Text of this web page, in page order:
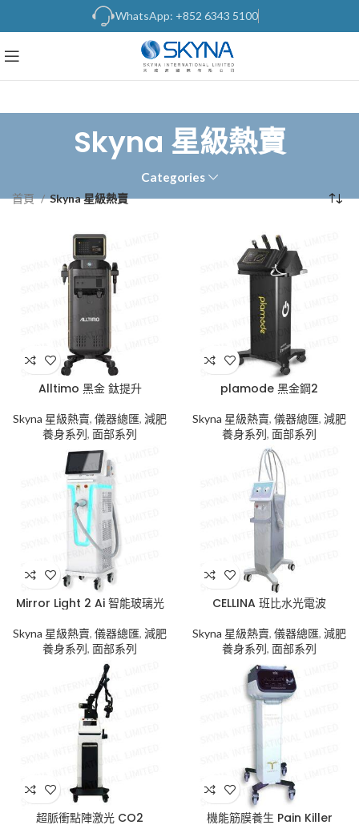
WhatsApp: +852 6343 5100
Skyna 星級熱賣
Categories
首頁 Skyna 星級熱賣
Alltimo 黑金 鈦提升
Skyna 星級熱賣, 儀器總匯, 減肥
養身系列, 面部系列
plamode 黑金鋼2
Skyna 星級熱賣, 儀器總匯, 減肥
養身系列, 面部系列
Mirror Light 2 Ai 智能玻璃光
Skyna 星級熱賣, 儀器總匯, 減肥
養身系列, 面部系列
CELLINA 班比水光電波
Skyna 星級熱賣, 儀器總匯, 減肥
養身系列, 面部系列
超脈衝點陣激光 CO2 機能筋膜養生 Pain Killer